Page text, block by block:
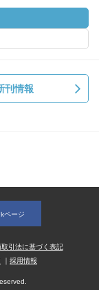
刊情報
ページ
引法に基づく表記
採用情報